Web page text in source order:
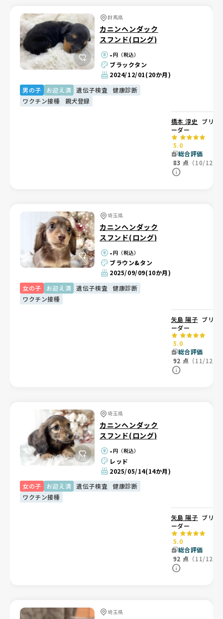
群馬県
カニンヘンダック
スフンド(ロング)
-円（税込）
ブラックタン
2024/12/01(20か月)
男の子
お迎え済 遺伝子検査
健康診断
ワクチン接種
親犬登録
橋本 淳史 ブリ
ーダー
5.0
総合評価
83 点 （10/12）
埼玉県
カニンヘンダック
スフンド(ロング)
-円（税込）
ブラウン&タン
2025/09/09(10か月)
女の子
お迎え済 遺伝子検査
健康診断
ワクチン接種
矢島 陽子 ブリ
ーダー
5.0
総合評価
92 点 （11/12）
埼玉県
カニンヘンダック
スフンド(ロング)
-円（税込）
レッド
2025/05/14(14か月)
女の子
お迎え済 遺伝子検査
健康診断
ワクチン接種
矢島 陽子 ブリ
ーダー
5.0
総合評価
92 点 （11/12）
埼玉県